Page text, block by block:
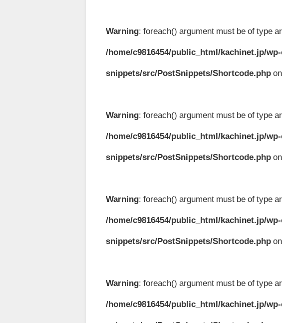
Warning: foreach() argument must be of type
/home/c9816454/public_html/kachinet.jp/
snippets/src/PostSnippets/Shortcode.php
Warning: foreach() argument must be of type
/home/c9816454/public_html/kachinet.jp/
snippets/src/PostSnippets/Shortcode.php
Warning: foreach() argument must be of type
/home/c9816454/public_html/kachinet.jp/
snippets/src/PostSnippets/Shortcode.php
Warning: foreach() argument must be of type
/home/c9816454/public_html/kachinet.jp/